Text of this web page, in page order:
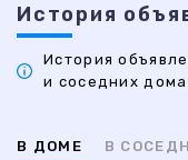
История
История
и соседних
В ДОМЕ В